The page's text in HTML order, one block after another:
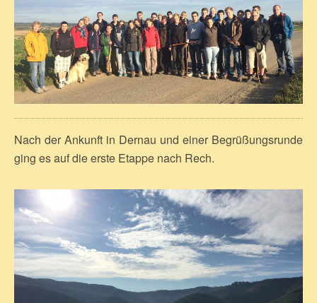
Nach der Ankunft in Dernau und einer Begrüßungsrunde
ging es auf die erste Etappe nach Rech.